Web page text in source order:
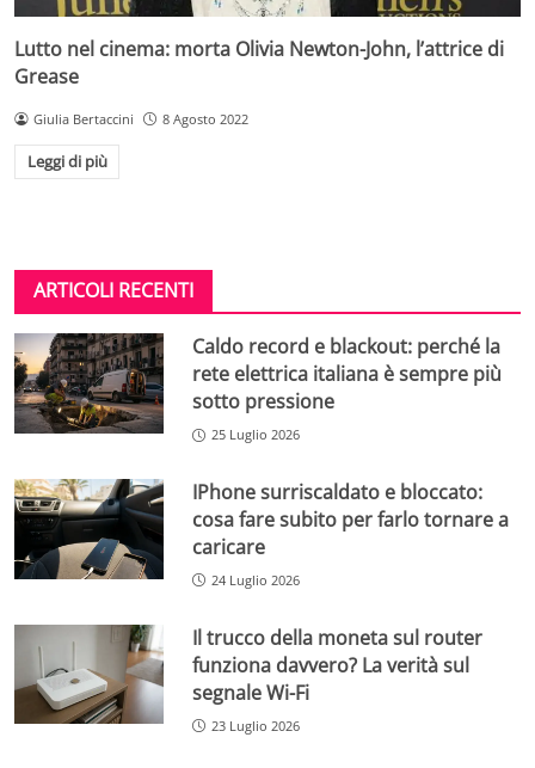
Lutto nel cinema: morta Olivia Newton-John, l’attrice di
Grease
Giulia Bertaccini 8 Agosto 2022
Leggi di più
ARTICOLI RECENTI
Caldo record e blackout: perché la
rete elettrica italiana è sempre più
sotto pressione
25 Luglio 2026
IPhone surriscaldato e bloccato:
cosa fare subito per farlo tornare a
caricare
24 Luglio 2026
Il trucco della moneta sul router
funziona davvero? La verità sul
segnale Wi-Fi
23 Luglio 2026